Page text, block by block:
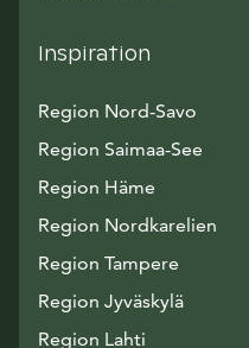
Inspiration
Region Nord-Savo
Region Saimaa-See
Region Häme
Region Nordkarelien
Region Tampere
Region Jyväskylä
Region Lahti